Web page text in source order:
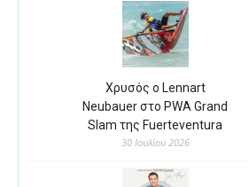
Χρυσός ο Lennart
Neubauer στο PWA Grand
Slam της Fuerteventura
30 Ιουλίου 2026